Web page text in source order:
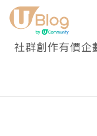
社群創作有價企